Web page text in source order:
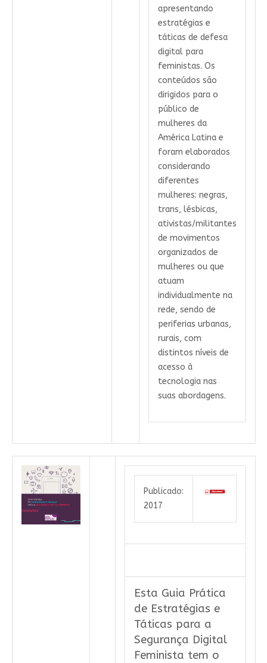
apresentando
estratégias e
táticas de defesa
digital para
feministas. Os
conteúdos são
dirigidos para o
público de
mulheres da
América Latina e
foram elaborados
considerando
diferentes
mulheres: negras,
trans, lésbicas,
ativistas/militantes
de movimentos
organizados de
mulheres ou que
atuam
individualmente na
rede, sendo de
periferias urbanas,
rurais, com
distintos níveis de
acesso à
tecnologia nas
suas abordagens.
Publicado:
2017
Esta Guia Prática
de Estratégias e
Táticas para a
Segurança Digital
Feminista tem o